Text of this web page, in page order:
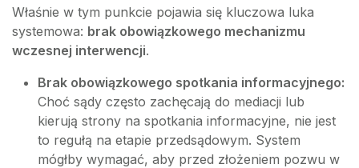
Właśnie w tym punkcie pojawia się kluczowa luka
systemowa: brak obowiązkowego mechanizmu
wczesnej interwencji.
Brak obowiązkowego spotkania informacyjnego:
Choć sądy często zachęcają do mediacji lub
kierują strony na spotkania informacyjne, nie jest
to regułą na etapie przedsądowym. System
mógłby wymagać, aby przed złożeniem pozwu w